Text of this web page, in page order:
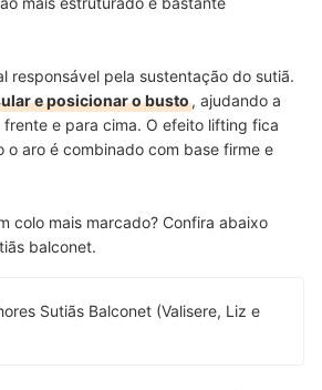
responsável pela sustentação do sutiã.
e posicionar o busto, ajudando a
frente e para cima. O efeito lifting fica
o aro é combinado com base firme e
colo mais marcado? Confira abaixo
balconet.
Sutiãs Balconet (Valisere, Liz e